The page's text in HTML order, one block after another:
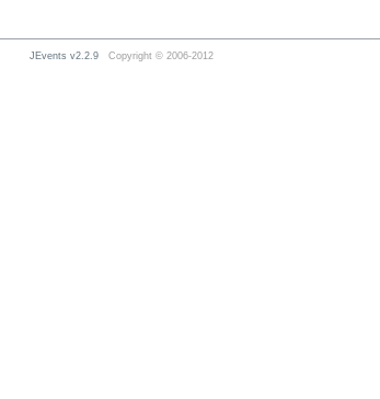
JEvents v2.2.9 Copyright © 2006-2012